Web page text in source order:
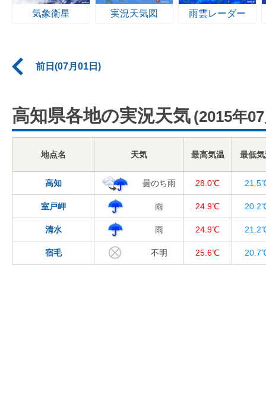
気象衛星 実況天気図 雨雲レーダー
前日(07月01日)
高知県各地の実況天気 (2015年
地点名 天気 最高気温 最低
高知 曇のち雨 28.0℃
室戸岬 雨 24.9℃
清水 雨 24.9℃
宿毛 不明 25.6℃